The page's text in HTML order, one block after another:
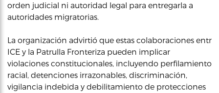
orden judicial ni autoridad legal para entregarla a
autoridades migratorias.
La organización advirtió que estas colaboraciones entre
ICE y la Patrulla Fronteriza pueden implicar
violaciones constitucionales, incluyendo perfilamiento
racial, detenciones irrazonables, discriminación,
vigilancia indebida y debilitamiento de protecciones